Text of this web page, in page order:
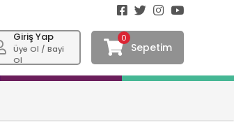
Giriş Yap
Üye Ol / Bayi
Ol
0
Sepetim